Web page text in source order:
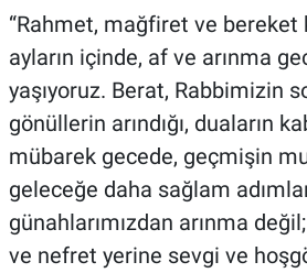
“Rahmet, mağfiret ve bereket
ayların içinde, af ve arınma
yaşıyoruz. Berat, Rabbimizin
gönüllerin arındığı, duaların
mübarek gecede, geçmişin
geleceğe daha sağlam
günahlarımızdan arınma
ve nefret yerine sevgi ve